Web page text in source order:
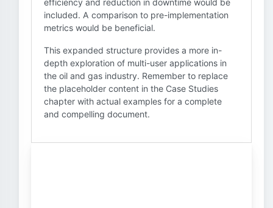
efficiency and reduction in downtime would be
included. A comparison to pre-implementation
metrics would be beneficial.
This expanded structure provides a more in-
depth exploration of multi-user applications in
the oil and gas industry. Remember to replace
the placeholder content in the Case Studies
chapter with actual examples for a complete
and compelling document.